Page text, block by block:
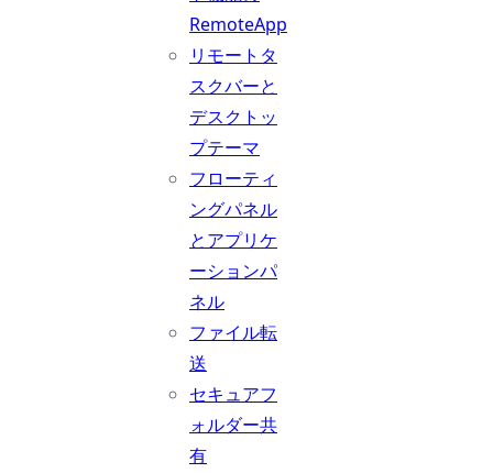
RemoteApp
リモートタ
スクバーと
デスクトッ
プテーマ
フローティ
ングパネル
とアプリケ
ーションパ
ネル
ファイル転
送
セキュアフ
ォルダー共
有